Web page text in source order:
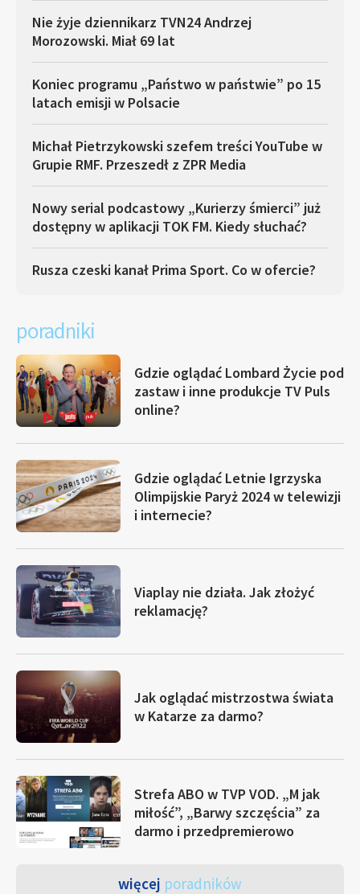
Nie żyje dziennikarz TVN24 Andrzej
Morozowski. Miał 69 lat
Koniec programu „Państwo w państwie” po 15
latach emisji w Polsacie
Michał Pietrzykowski szefem treści YouTube w
Grupie RMF. Przeszedł z ZPR Media
Nowy serial podcastowy „Kurierzy śmierci” już
dostępny w aplikacji TOK FM. Kiedy słuchać?
Rusza czeski kanał Prima Sport. Co w ofercie?
poradniki
Gdzie oglądać Lombard Życie pod
zastaw i inne produkcje TV Puls
online?
Gdzie oglądać Letnie Igrzyska
Olimpijskie Paryż 2024 w telewizji
i internecie?
Viaplay nie działa. Jak złożyć
reklamację?
Jak oglądać mistrzostwa świata
w Katarze za darmo?
Strefa ABO w TVP VOD. „M jak
miłość”, „Barwy szczęścia” za
darmo i przedpremierowo
więcej poradników